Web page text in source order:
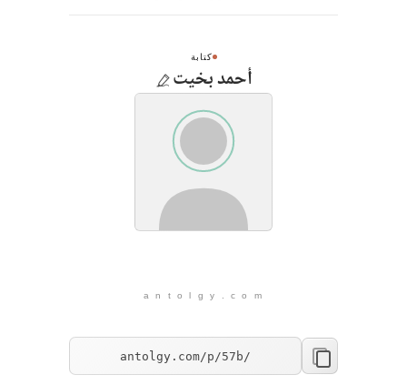
كتابة
أحمد بخيت
a n t o l g y . c o m